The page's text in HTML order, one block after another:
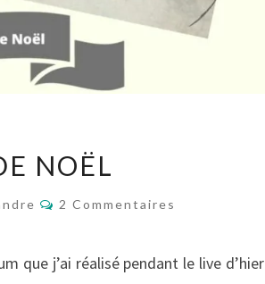
NOËL
Commentaires
2 Commentaires
que j’ai réalisé pendant le live d’hier